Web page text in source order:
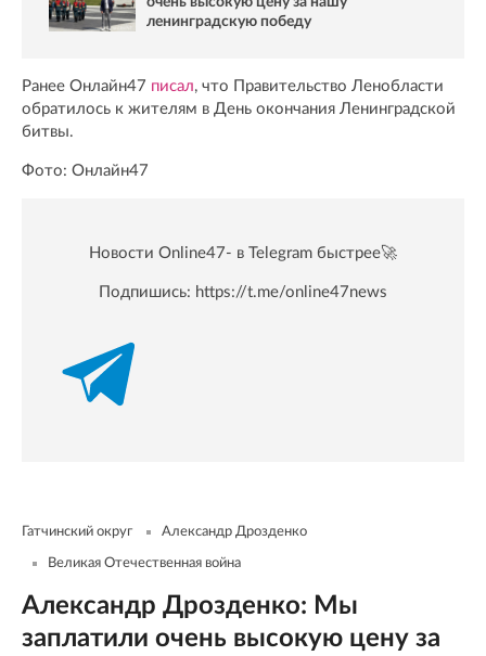
ленинградскую победу
Ранее Онлайн47 писал, что Правительство Ленобласти
обратилось к жителям в День окончания Ленинградской
битвы.
Фото: Онлайн47
Новости Online47- в Telegram быстрее🚀
Подпишись: https://t.me/online47news
Гатчинский округ Александр Дрозденко
Великая Отечественная война
Александр Дрозденко: Мы
заплатили очень высокую цену за